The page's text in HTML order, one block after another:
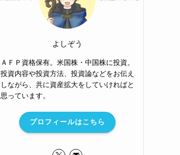
よしぞう
ＡＦＰ資格保有。米国株・中国株に投資。
投資内容や投資方法、投資論などをお伝え
しながら、共に資産拡大をしていければと
思っています。
プロフィールはこちら